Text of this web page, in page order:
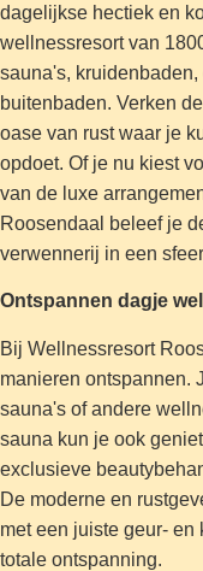
dagelijkse hectiek en
wellnessresort van
sauna's,
buitenbaden. Verken
oase van rust waar je
opdoet. Of je nu kiest
van de luxe
Roosendaal beleef je
verwennerij in een
Ontspannen dagje
Bij Wellnessresort
manieren ontspannen.
sauna's of andere
sauna kun je ook
exclusieve
De moderne en
met een juiste geur-
totale ontspanning.